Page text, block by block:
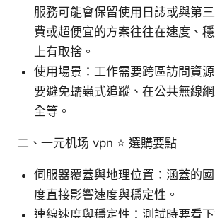
服務可能會保留使用日誌或與第
費或超便宜的方案往往在速度、
上有取捨。
使用場景：工作需要跨區訪問資
要避免蠕蟲式追蹤、在公共無線
全等。
二、一元机场 vpn ⭐ 選購要點
伺服器覆蓋與地理位置：涵蓋的
度直接影響速度與穩定性。
連線速度與穩定性：測試時要看